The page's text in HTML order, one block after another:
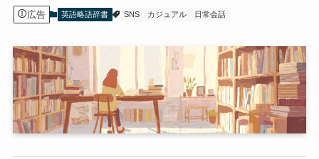
広告 英語略語辞書 SNS カジュアル 日常会話